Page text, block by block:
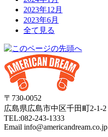
2023年12月
2023年6月
全て見る
〒730-0052
広島県広島市中区千田町2-1-2
TEL:082-243-1333
Email info@americandream.co.jp